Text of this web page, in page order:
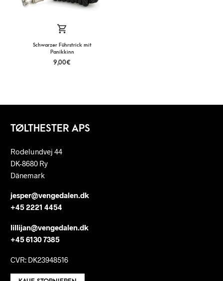
Schwarzer Führstrick mit
Panikkinn
9,00€
TØLTHESTER APS
Rodelundvej 44
DK-8680 Ry
Dänemark
jesper@vengedalen.dk
+45 2221 4454
lillijan@vengedalen.dk
+45 6130 7385
CVR: DK23948516